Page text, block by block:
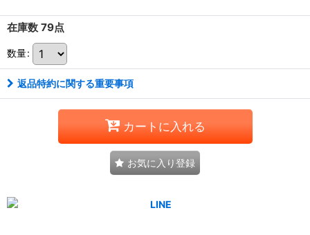
在庫数 79点
数量:
返品特約に関する重要事項
カートに入れる
お気に入り登録